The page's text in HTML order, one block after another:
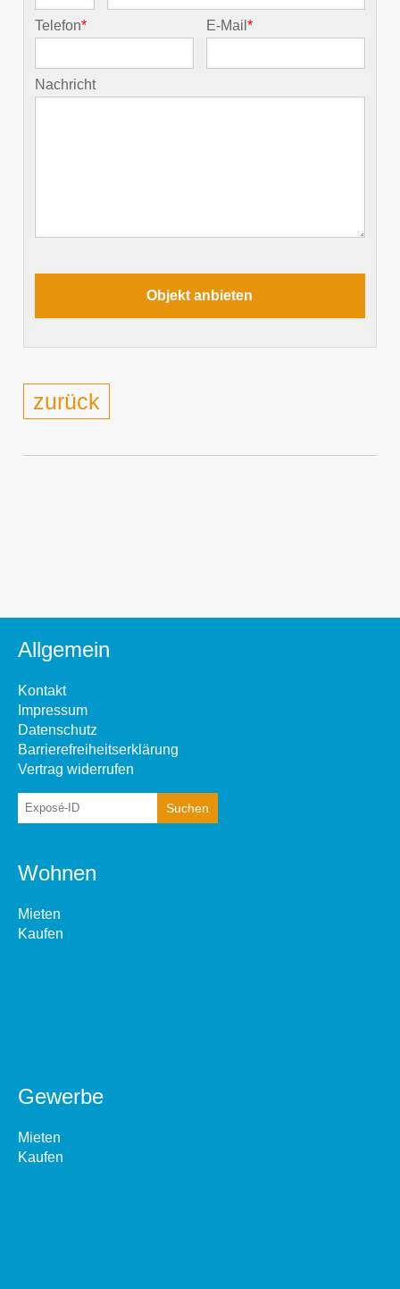
Telefon* E-Mail*
Nachricht
zurück
Allgemein
Kontakt
Impressum
Datenschutz
Barrierefreiheitserklärung
Vertrag widerrufen
Wohnen
Mieten
Kaufen
Gewerbe
Mieten
Kaufen